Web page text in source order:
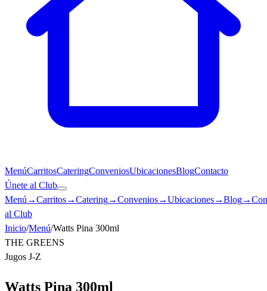
MenúCarritosCateringConveniosUbicacionesBlogContacto
Únete al Club
Menú →Carritos→Catering→Convenios→Ubicaciones→Blog→
al Club
Inicio/Menú/Watts Pina 300ml
THE GREENS
Jugos J-Z
Watts Pina 300ml